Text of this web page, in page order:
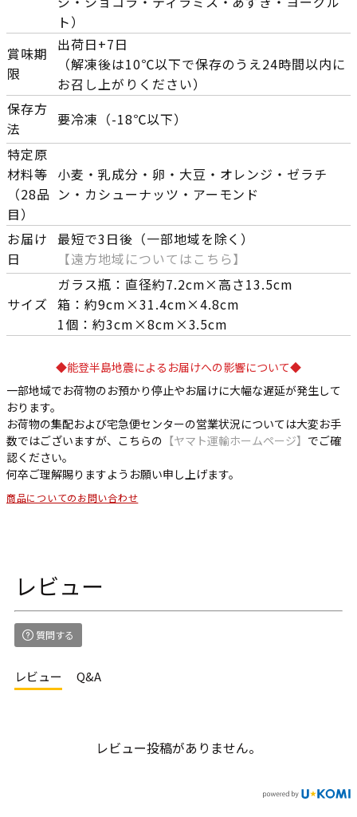
ト）
賞味期
限
出荷日+7日
（解凍後は10℃以下で保存のうえ24時間以内に
お召し上がりください）
保存方
法
要冷凍（-18℃以下）
特定原
材料等
（28品
目）
小麦・乳成分・卵・大豆・オレンジ・ゼラチ
ン・カシューナッツ・アーモンド
お届け
日
最短で3日後（一部地域を除く）
【遠方地域についてはこちら】
サイズ
ガラス瓶：直径約7.2cm×高さ13.5cm
箱：約9cm×31.4cm×4.8cm
1個：約3cm×8cm×3.5cm
◆能登半島地震によるお届けへの影響について◆
一部地域でお荷物のお預かり停止やお届けに大幅な遅延が発生して
おります。
お荷物の集配および宅急便センターの営業状況については大変お手
数ではございますが、こちらの 【ヤマト運輸ホームページ】 でご確
認ください。
何卒ご理解賜りますようお願い申し上げます。
商品についてのお問い合わせ
レビュー
質問する
レビュー Q&A
レビュー投稿がありません。